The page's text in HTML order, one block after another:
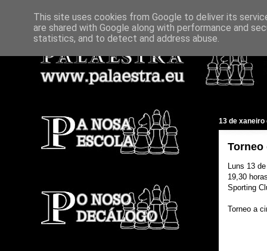
13 de xaneiro
Torneo
Luns 13
19,30
Sporting
Torneo a
This site uses cookies from Google to deliver its
are shared with Google along with performance and
statistics, and to detect and address abuse.